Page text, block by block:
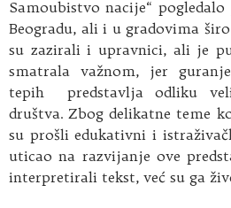
Samoubistvo nacije“
Beogradu, ali i u gradovima
su zazirali i upravnici, ali je
smatrala važnom, jer
tepih predstavlja odliku
društva. Zbog delikatne teme
su prošli edukativni i
uticao na razvijanje ove
interpretirali tekst, već su ga